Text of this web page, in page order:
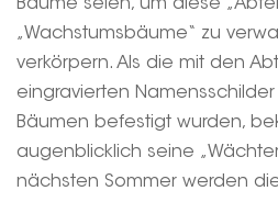
Bäume seien, um diese
„Wachstumsbäume“ zu
verkörpern. Als die mit den
eingravierten
Bäumen befestigt wurden,
augenblicklich seine
nächsten Sommer werden